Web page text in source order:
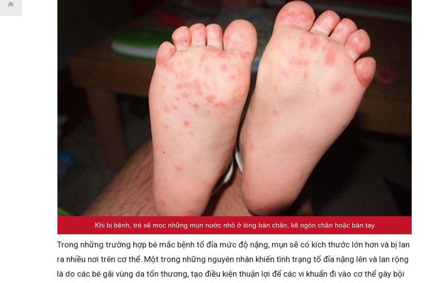
Khi bị bệnh, trẻ sẽ mọc những mụn nước nhỏ ở lòng bàn chân, kẽ ngón chân hoặc bàn tay
Trong những trường hợp bé mắc bệnh tổ đỉa mức độ nặng, mụn sẽ có kích thước lớn hơn và bị lan
ra nhiều nơi trên cơ thể. Một trong những nguyên nhân khiến tình trạng tổ đỉa nặng lên và lan rộng
là do các bé gãi vùng da tổn thương, tạo điều kiện thuận lợi để các vi khuẩn đi vào cơ thể gây bội